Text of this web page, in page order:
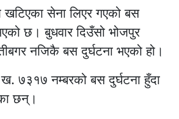
खटिएका सेना लिएर गएको बस
छ। बुधवार दिउँसो भोजपुर
नजिकै बस दुर्घटना भएको हो।
७३१७ नम्बरको बस दुर्घटना हुँदा
छन्।